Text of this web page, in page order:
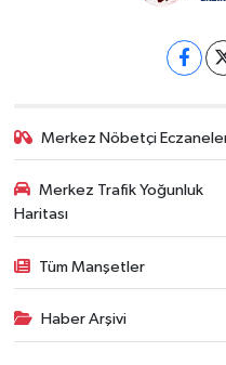
Merkez Nöbetçi
Merkez Trafik Yoğunluk
Haritası
Tüm Manşetler
Haber Arşivi